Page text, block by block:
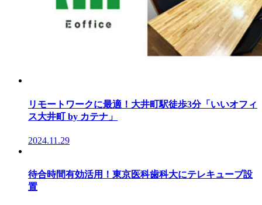
リモートワークに最適！大井町駅徒歩3分「いいオフィ
ス大井町 by カテナ」
2024.11.29
待合時間有効活用！東京医科歯科大にテレキューブ設
置